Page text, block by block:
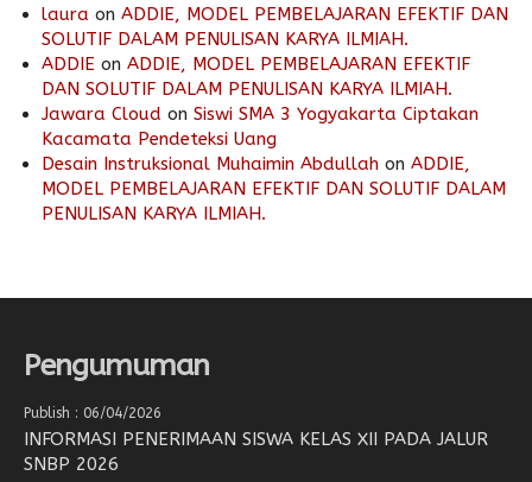
laura on ADDIE, MODEL PEMBELAJARAN EFEKTIF DAN
SOLUTIF DALAM PENULISAN KARYA ILMIAH.
ADDIE on ADDIE, MODEL PEMBELAJARAN EFEKTIF
DAN SOLUTIF DALAM PENULISAN KARYA ILMIAH.
Jawara Cloud on Siswi SMA 3 Yogyakarta Ciptakan
Kacamata Pendeteksi Uang
Desain Instruksional Muhaimin Abdullah on ADDIE,
MODEL PEMBELAJARAN EFEKTIF DAN SOLUTIF DALAM
PENULISAN KARYA ILMIAH.
Pengumuman
Publish : 06/04/2026
INFORMASI PENERIMAAN SISWA KELAS XII PADA JALUR
SNBP 2026